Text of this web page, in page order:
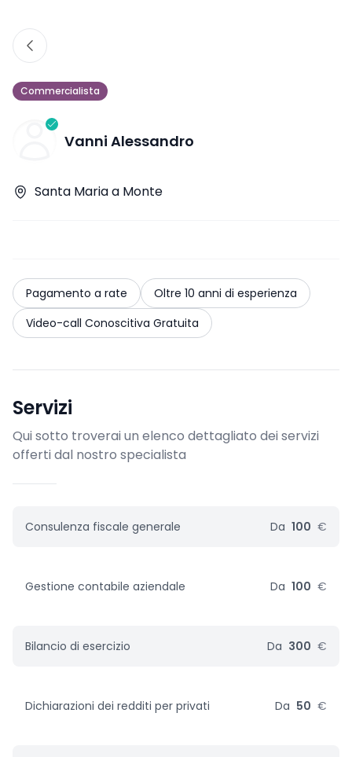
Commercialista
Vanni Alessandro
Santa Maria a Monte
Pagamento a rate
Oltre 10 anni di esperienza
Video-call Conoscitiva Gratuita
Servizi
Qui sotto troverai un elenco dettagliato dei servizi
offerti dal nostro specialista
Consulenza fiscale generale Da 100 €
Gestione contabile aziendale Da 100 €
Bilancio di esercizio Da 300 €
Dichiarazioni dei redditi per privati Da 50 €